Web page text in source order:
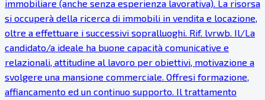
immobiliare (anche senza esperienza lavorativa). La risorsa
si occuperà della ricerca di immobili in vendita e locazione,
oltre a effettuare i successivi sopralluoghi. Rif. lvrwb. Il/La
candidato/a ideale ha buone capacità comunicative e
relazionali, attitudine al lavoro per obiettivi, motivazione a
svolgere una mansione commerciale. Offresi formazione,
affiancamento ed un continuo supporto. Il trattamento